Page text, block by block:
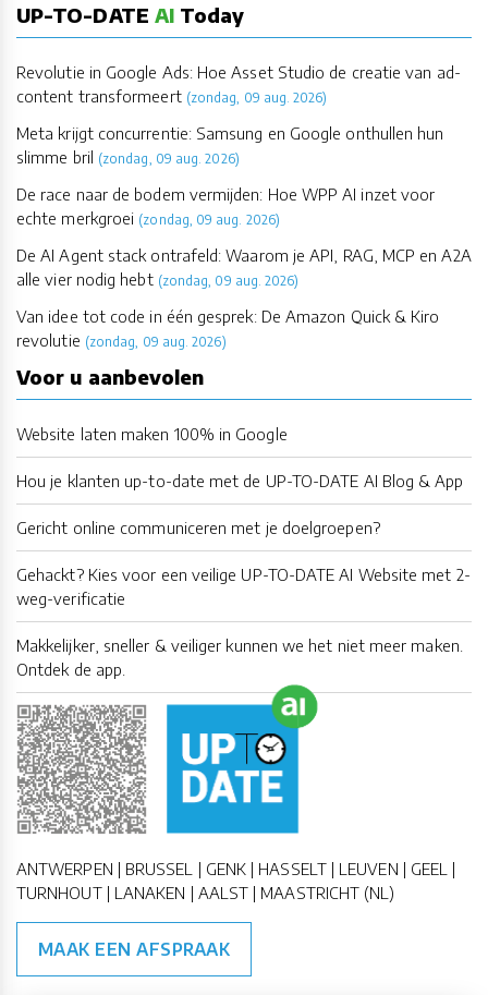
UP-TO-DATE AI Today
Revolutie in Google Ads: Hoe Asset Studio de creatie van ad-
content transformeert (zondag, 09 aug. 2026)
Meta krijgt concurrentie: Samsung en Google onthullen hun
slimme bril (zondag, 09 aug. 2026)
De race naar de bodem vermijden: Hoe WPP AI inzet voor
echte merkgroei (zondag, 09 aug. 2026)
De AI Agent stack ontrafeld: Waarom je API, RAG, MCP en A2A
alle vier nodig hebt (zondag, 09 aug. 2026)
Van idee tot code in één gesprek: De Amazon Quick & Kiro
revolutie (zondag, 09 aug. 2026)
Voor u aanbevolen
Website laten maken 100% in Google
Hou je klanten up-to-date met de UP-TO-DATE AI Blog & App
Gericht online communiceren met je doelgroepen?
Gehackt? Kies voor een veilige UP-TO-DATE AI Website met 2-
weg-verificatie
Makkelijker, sneller & veiliger kunnen we het niet meer maken.
Ontdek de app.
ANTWERPEN | BRUSSEL | GENK | HASSELT | LEUVEN | GEEL |
TURNHOUT | LANAKEN | AALST | MAASTRICHT (NL)
MAAK EEN AFSPRAAK